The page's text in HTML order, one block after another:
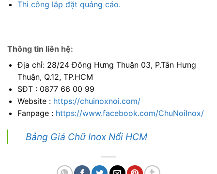
Thi công lắp đặt quảng cáo.
Thông tin liên hệ:
Địa chỉ: 28/24Đông Hưng Thuận 03, P.Tân Hưng
Thuận, Q.12, TP.HCM
SĐT : 0877 66 00 99
Website : https://chuinoxnoi.com/
Fanpage : https://www.facebook.com/ChuNoiInox/
Bảng Giá Chữ Inox Nổi HCM